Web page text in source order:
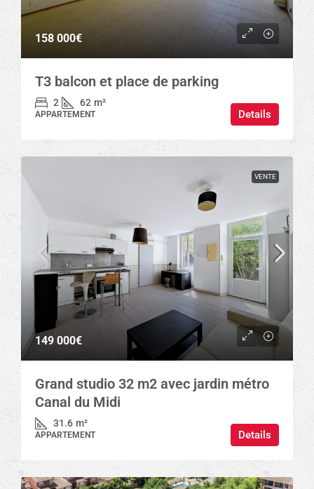
158 000€
T3 balcon et place de parking
2 62 m²
APPARTEMENT Details
VENTE
149 000€
Grand studio 32 m2 avec jardin métro
Canal du Midi
31.6 m²
APPARTEMENT Details